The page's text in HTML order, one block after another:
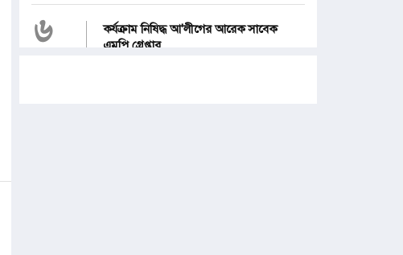
৬
কর্যক্রাম নিষিদ্ধ আ'লীগের আরেক সাবেক
এমপি গ্রেপ্তার